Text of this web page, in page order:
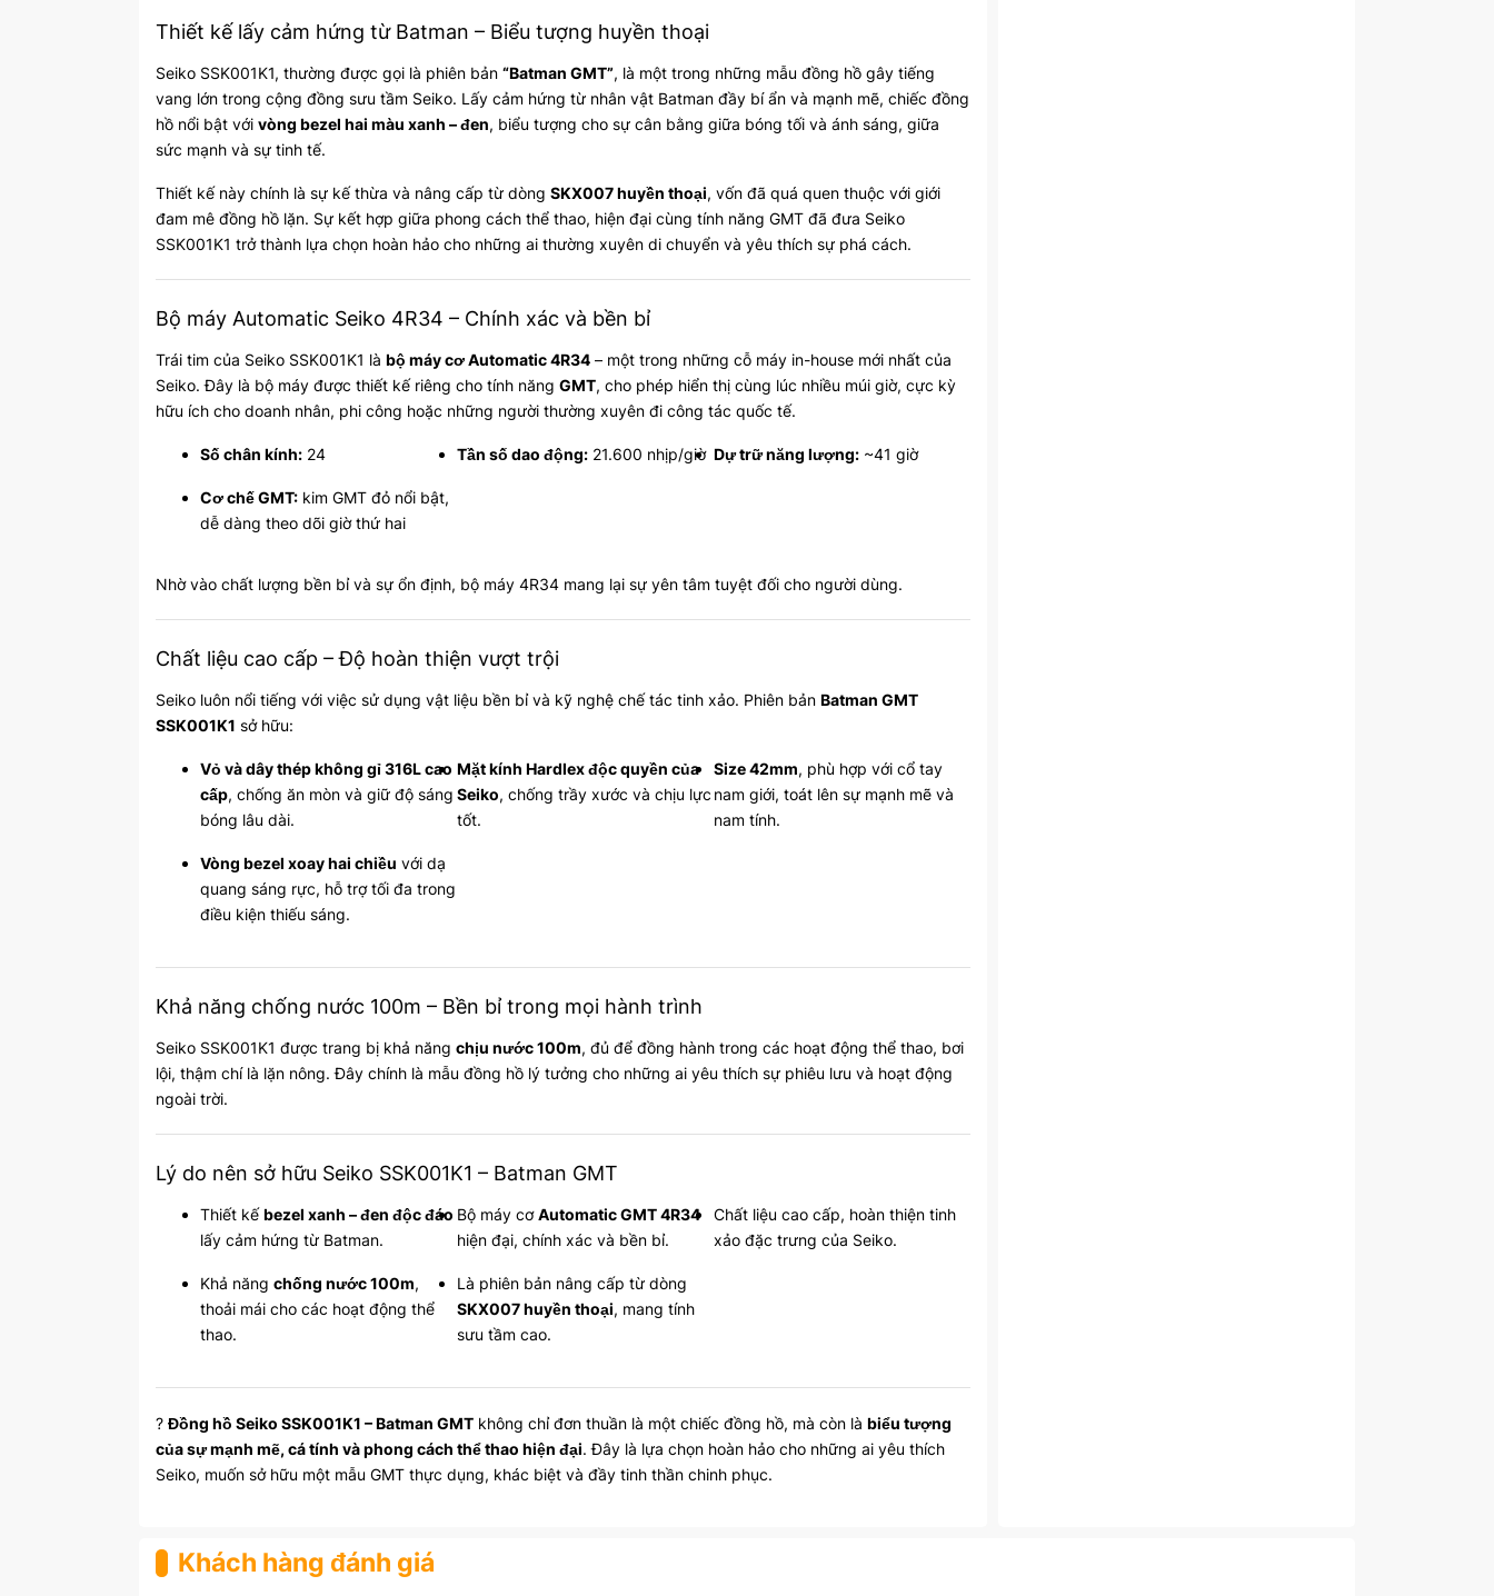
Thiết kế lấy cảm hứng từ Batman – Biểu tượng huyền thoại
Seiko SSK001K1, thường được gọi là phiên bản“Batman GMT”, là một trong những mẫu đồng hồ gây tiếng
vang lớn trong cộng đồng sưu tầm Seiko. Lấy cảm hứng từ nhân vật Batman đầy bí ẩn và mạnh mẽ, chiếc đồng
hồ nổi bật vớivòng bezel hai màu xanh – đen, biểu tượng cho sự cân bằng giữa bóng tối và ánh sáng, giữa
sức mạnh và sự tinh tế.
Thiết kế này chính là sự kế thừa và nâng cấp từ dòngSKX007 huyền thoại, vốn đã quá quen thuộc với giới
đam mê đồng hồ lặn. Sự kết hợp giữa phong cách thể thao, hiện đại cùng tính năng GMT đã đưa Seiko
SSK001K1 trở thành lựa chọn hoàn hảo cho những ai thường xuyên di chuyển và yêu thích sự phá cách.
Bộ máy Automatic Seiko 4R34 – Chính xác và bền bỉ
Trái tim của Seiko SSK001K1 làbộ máy cơ Automatic 4R34 – một trong những cỗ máy in-house mới nhất của
Seiko. Đây là bộ máy được thiết kế riêng cho tính năngGMT, cho phép hiển thị cùng lúc nhiều múi giờ, cực kỳ
hữu ích cho doanh nhân, phi công hoặc những người thường xuyên đi công tác quốc tế.
Số chân kính: 24 Tần số dao động: 21.600 nhịp/giờ Dự trữ năng lượng:~41 giờ
Cơ chế GMT: kim GMT đỏ nổi bật,
dễ dàng theo dõi giờ thứ hai
Nhờ vào chất lượng bền bỉ và sự ổn định, bộ máy 4R34 mang lại sự yên tâm tuyệt đối cho người dùng.
Chất liệu cao cấp – Độ hoàn thiện vượt trội
Seiko luôn nổi tiếng với việc sử dụng vật liệu bền bỉ và kỹ nghệ chế tác tinh xảo. Phiên bảnBatman GMT
SSK001K1 sở hữu:
Vỏ và dây thép không gỉ 316L cao
cấp, chống ăn mòn và giữ độ sáng
bóng lâu dài.
Mặt kính Hardlex độc quyền của
Seiko, chống trầy xước và chịu lực
tốt.
Size 42mm, phù hợp với cổ tay
nam giới, toát lên sự mạnh mẽ và
nam tính.
Vòng bezel xoay hai chiều với dạ
quang sáng rực, hỗ trợ tối đa trong
điều kiện thiếu sáng.
Khả năng chống nước 100m – Bền bỉ trong mọi hành trình
Seiko SSK001K1 được trang bị khả năngchịu nước 100m, đủ để đồng hành trong các hoạt động thể thao, bơi
lội, thậm chí là lặn nông. Đây chính là mẫu đồng hồ lý tưởng cho những ai yêu thích sự phiêu lưu và hoạt động
ngoài trời.
Lý do nên sở hữu Seiko SSK001K1 – Batman GMT
Thiết kếbezel xanh – đen độc đáo
lấy cảm hứng từ Batman.
Bộ máy cơAutomatic GMT 4R34
hiện đại, chính xác và bền bỉ.
Chất liệu cao cấp, hoàn thiện tinh
xảo đặc trưng của Seiko.
Khả năngchống nước 100m,
thoải mái cho các hoạt động thể
thao.
Là phiên bản nâng cấp từ dòng
SKX007 huyền thoại, mang tính
sưu tầm cao.
?Đồng hồ Seiko SSK001K1 – Batman GMT không chỉ đơn thuần là một chiếc đồng hồ, mà còn làbiểu tượng
của sự mạnh mẽ, cá tính và phong cách thể thao hiện đại. Đây là lựa chọn hoàn hảo cho những ai yêu thích
Seiko, muốn sở hữu một mẫu GMT thực dụng, khác biệt và đầy tinh thần chinh phục.
Khách hàng đánh giá